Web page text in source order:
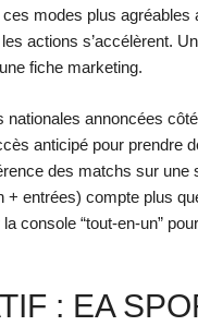
modes plus
actions s’accélèrent.
fiche marketing.
nationales annoncées
anticipé pour prendre
des matchs sur une
+ entrées) compte plus
console “tout-en-un”
: EA